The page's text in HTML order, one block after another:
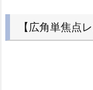
【広角単焦点